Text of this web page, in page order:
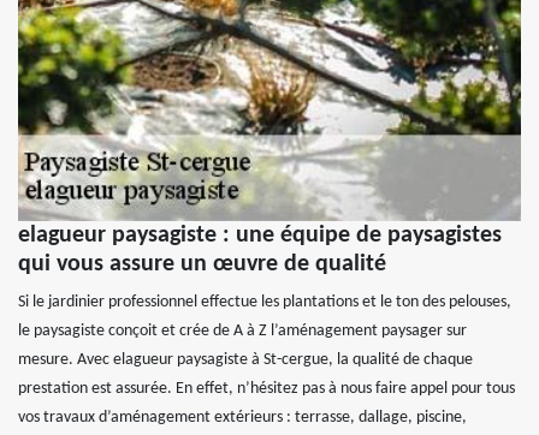
elagueur paysagiste : une équipe de paysagistes
qui vous assure un œuvre de qualité
Si le jardinier professionnel effectue les plantations et le ton des pelouses,
le paysagiste conçoit et crée de A à Z l’aménagement paysager sur
mesure. Avec elagueur paysagiste à St-cergue, la qualité de chaque
prestation est assurée. En effet, n’hésitez pas à nous faire appel pour tous
vos travaux d’aménagement extérieurs : terrasse, dallage, piscine,